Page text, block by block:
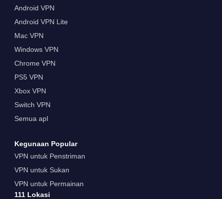
Android VPN
Android VPN Lite
Mac VPN
Windows VPN
Chrome VPN
PS5 VPN
Xbox VPN
Switch VPN
Semua apl
Kegunaan Popular
VPN untuk Penstriman
VPN untuk Sukan
VPN untuk Permainan
111 Lokasi